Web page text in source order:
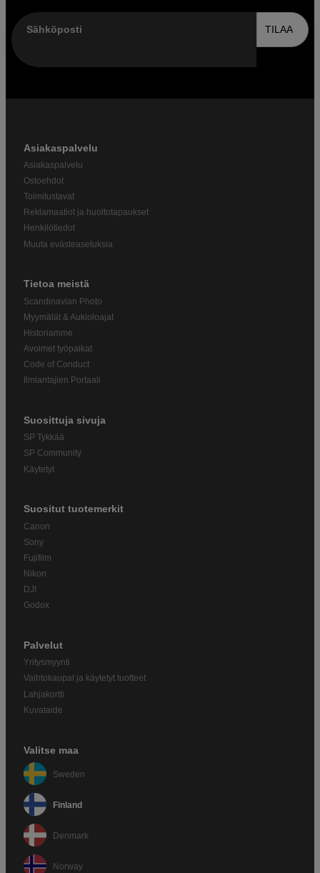
Sähköposti TILAA
Asiakaspalvelu
Asiakaspalvelu
Ostoehdot
Toimitustavat
Reklamaatiot ja huoltotapaukset
Henkilötiedot
Muuta evästeasetuksia
Tietoa meistä
Scandinavian Photo
Myymälät & Aukioloajat
Historiamme
Avoimet työpaikat
Code of Conduct
Ilmiantajien Portaali
Suosittuja sivuja
SP Tykkää
SP Community
Käytetyt
Suositut tuotemerkit
Canon
Sony
Fujifilm
Nikon
DJI
Godox
Palvelut
Yritysmyynti
Vaihtokaupat ja käytetyt tuotteet
Lahjakortti
Kuvataide
Valitse maa
Sweden
Finland
Denmark
Norway